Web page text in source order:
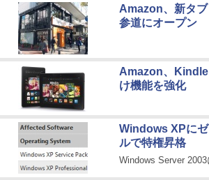
Amazon、新タ
参道にオープン
Amazon、Kindle
け機能を強化
Windows XPに
ルで特権昇格
Windows Server